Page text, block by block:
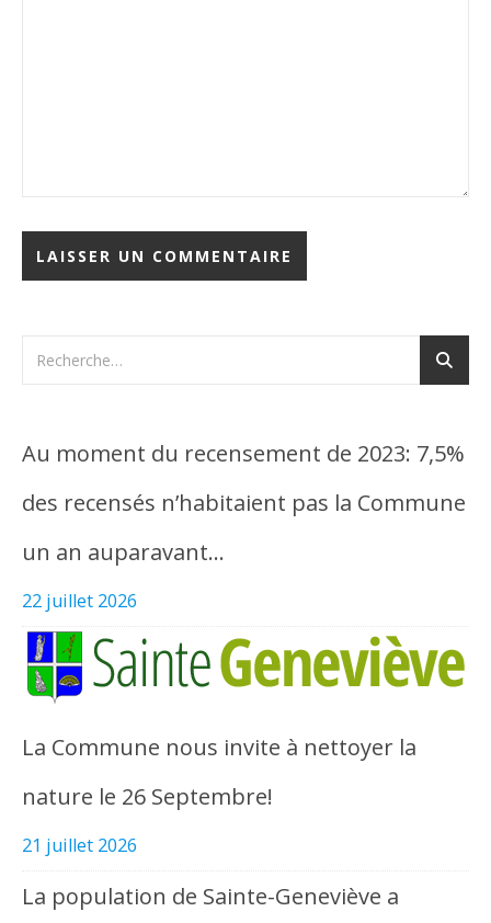
Au moment du recensement de 2023: 7,5%
des recensés n’habitaient pas la Commune
un an auparavant…
22 juillet 2026
La Commune nous invite à nettoyer la
nature le 26 Septembre!
21 juillet 2026
La population de Sainte-Geneviève a